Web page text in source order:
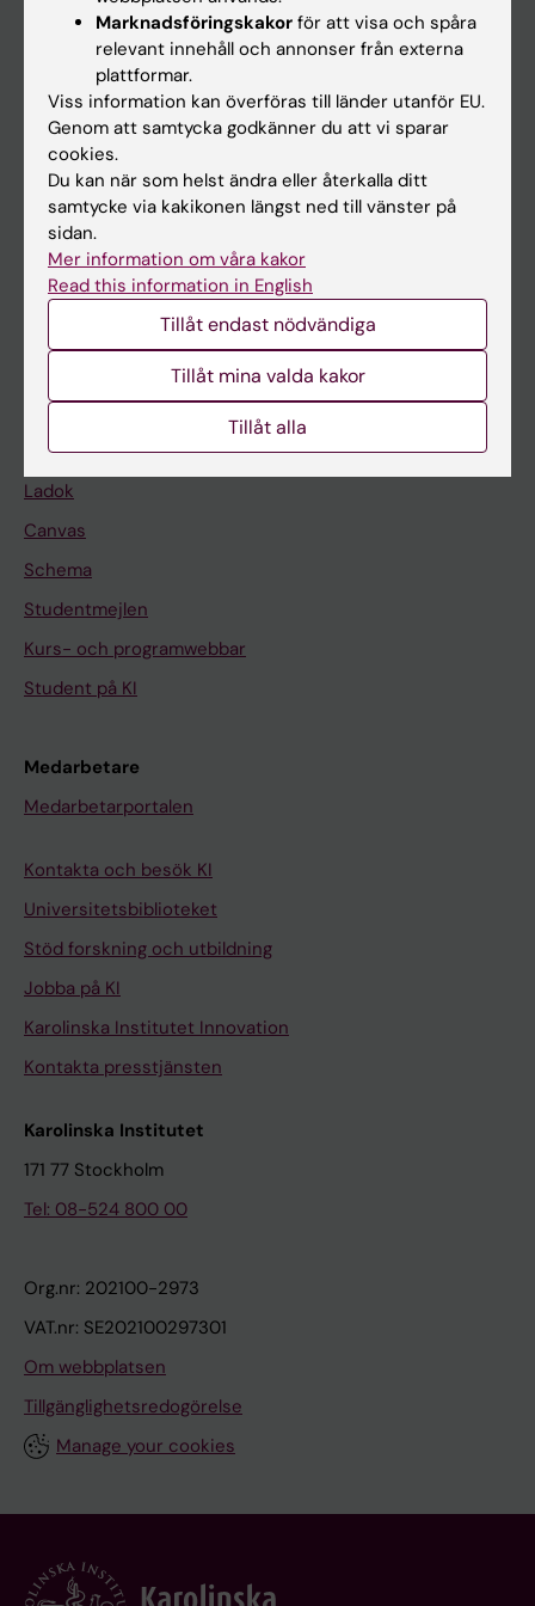
Huvudmeny
Utbildning
Forskarutbildning
Forskning
Om KI
På gång
Nyheter
Student
Ladok
Canvas
Schema
Studentmejlen
Kurs- och programwebbar
Student på KI
Medarbetare
Medarbetarportalen
Kontakta och besök KI
Universitetsbiblioteket
Stöd forskning och utbildning
Jobba på KI
Karolinska Institutet Innovation
Kontakta presstjänsten
Karolinska Institutet
171 77 Stockholm
Tel: 08-524 800 00
Org.nr: 202100-2973
VAT.nr: SE202100297301
Om webbplatsen
Tillgänglighetsredogörelse
Manage your cookies
Marknadsföringskakor för att visa och spåra
relevant innehåll och annonser från externa
plattformar.
Viss information kan överföras till länder utanför EU.
Genom att samtycka godkänner du att vi sparar
cookies.
Du kan när som helst ändra eller återkalla ditt
samtycke via kakikonen längst ned till vänster på
sidan.
Mer information om våra kakor
Read this information in English
Tillåt endast nödvändiga
Tillåt mina valda kakor
Tillåt alla